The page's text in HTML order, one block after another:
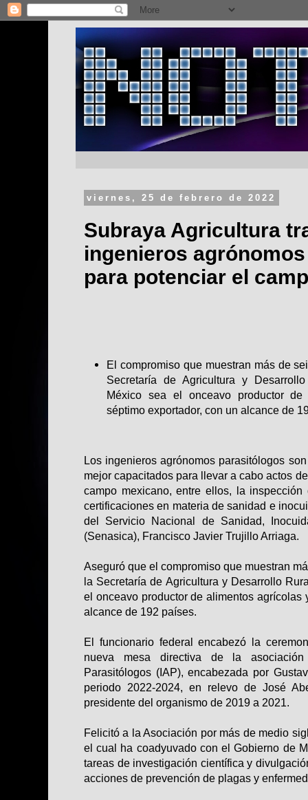
viernes, 25 de febrero de 2022
Subraya Agricultura
ingenieros
para potenciar el
El compromiso que muestran más de
Secretaría de Agricultura y
México sea el onceavo productor
séptimo exportador, con un alcance de
Los ingenieros agrónomos parasitólogos
mejor capacitados para llevar a cabo actos
campo mexicano, entre ellos, la
certificaciones en materia de sanidad e
del Servicio Nacional de Sanidad,
(Senasica), Francisco Javier Trujillo Arriaga.
Aseguró que el compromiso que muestran
la Secretaría de Agricultura y Desarrollo
el onceavo productor de alimentos agrícolas
alcance de 192 países.
El funcionario federal encabezó la
nueva mesa directiva de la asociación
Parasitólogos (IAP), encabezada por
periodo 2022-2024, en relevo de José
presidente del organismo de 2019 a 2021.
Felicitó a la Asociación por más de medio
el cual ha coadyuvado con el Gobierno de
tareas de investigación científica y
acciones de prevención de plagas y